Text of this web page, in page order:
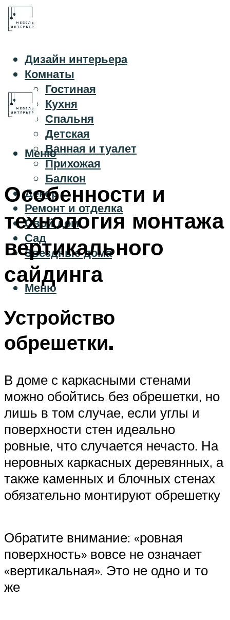
Дизайн интерьера
Комнаты
Гостиная
Кухня
Спальня
Детская
Ванная и туалет
Прихожая
Балкон
Декор
Ремонт и отделка
Свой дом
Сад
Звездные дома
Меню
Меню
Особенности и
технология монтажа
вертикального
сайдинга
Устройство
обрешетки.
В доме с каркасными стенами
можно обойтись без обрешетки, но
лишь в том случае, если углы и
поверхности стен идеально
ровные, что случается нечасто. На
неровных каркасных деревянных, а
также каменных и блочных стенах
обязательно монтируют обрешетку
Обратите внимание: «ровная
поверхность» вовсе не означает
«вертикальная». Это не одно и то
же